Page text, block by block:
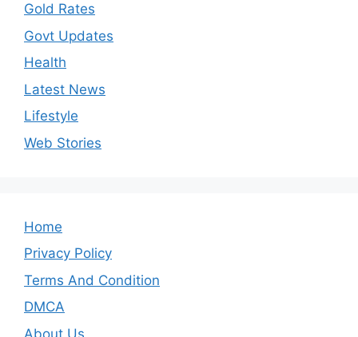
Gold Rates
Govt Updates
Health
Latest News
Lifestyle
Web Stories
Home
Privacy Policy
Terms And Condition
DMCA
About Us